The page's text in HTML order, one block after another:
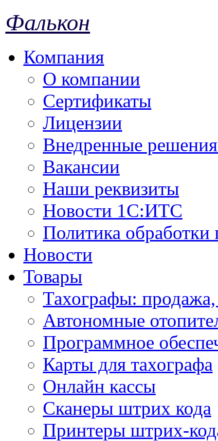
Фалькон
Компания
О компании
Сертификаты
Лицензии
Внедренные
Вакансии
Наши реквизиты
Новости 1С:ИТС
Политика
Новости
Товары
Тахографы:
Автономные
Программное
Карты для тахографа
Онлайн кассы
Сканеры штрих кода
Принтеры штрих-